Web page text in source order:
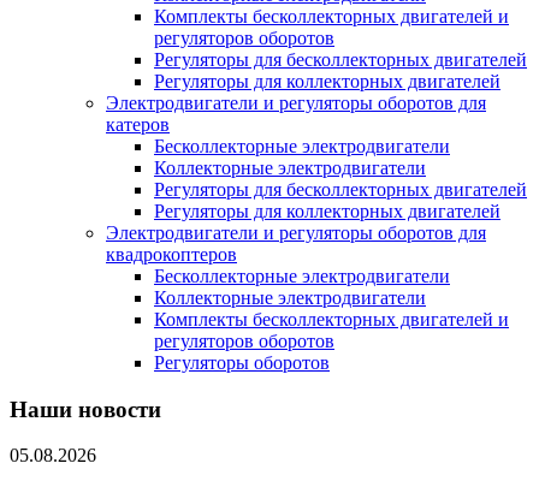
Комплекты бесколлекторных двигателей и
регуляторов оборотов
Регуляторы для бесколлекторных двигателей
Регуляторы для коллекторных двигателей
Электродвигатели и регуляторы оборотов для
катеров
Бесколлекторные электродвигатели
Коллекторные электродвигатели
Регуляторы для бесколлекторных двигателей
Регуляторы для коллекторных двигателей
Электродвигатели и регуляторы оборотов для
квадрокоптеров
Бесколлекторные электродвигатели
Коллекторные электродвигатели
Комплекты бесколлекторных двигателей и
регуляторов оборотов
Регуляторы оборотов
Наши новости
05.08.2026